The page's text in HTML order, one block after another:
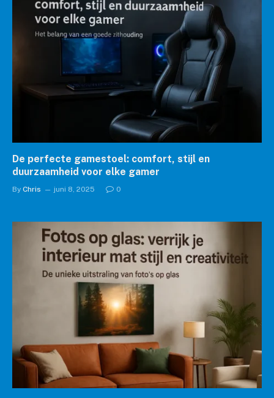
De perfecte gamestoel: comfort, stijl en
duurzaamheid voor elke gamer
By Chris juni 8, 2025 0